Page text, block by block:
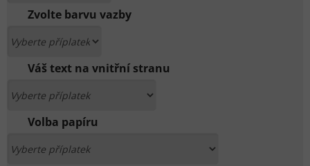
Zvolte barvu vazby
Váš text na vnitřní stranu
Volba papíru